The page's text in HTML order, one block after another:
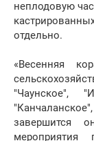
неплодовую
отдельно.
«Весенняя
"Чаунское",
завершится